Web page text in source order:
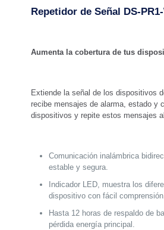
Repetidor de Señal DS-
Aumenta la cobertura de tus
Extiende la señal de los dispositivos
recibe mensajes de alarma, estado y
dispositivos y repite estos mensajes
Comunicación inalámbrica
estable y segura.
Indicador LED, muestra los
dispositivo con fácil
Hasta 12 horas de respaldo de
pérdida energía principal.